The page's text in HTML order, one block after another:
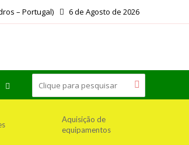
– Portugal) 6 de Agosto de 2026
Aquisição de
equipamentos